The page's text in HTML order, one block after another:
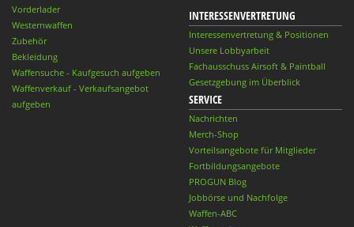
Vorderlader
Westernwaffen
Zubehör
Bekleidung
Waffensuche - Kaufgesuch aufgeben
Waffenverkauf - Verkaufsangebot
aufgeben
INTERESSENVERTRETUNG
Interessenvertretung & Positionen
Unsere Lobbyarbeit
Fachausschuss Airsoft & Paintball
Gesetzgebung im Überblick
SERVICE
Nachrichten
Merch-Shop
Vorteilsangebote für Mitglieder
Fortbildungsangebote
PROGUN Blog
Jobbörse und Nachfolge
Waffen-ABC